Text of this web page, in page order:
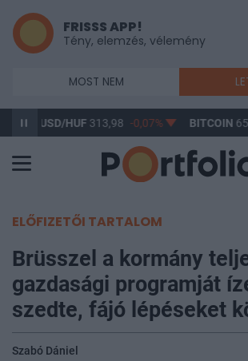
FRISSS APP!
Tény, elemzés, vélemény
MOST NEM
USD/HUF 313,98 -0,07% BITCOIN
ELŐFIZETŐI TARTALOM
Brüsszel a kormány
gazdasági programját
szedte, fájó lépéseket
Szabó Dániel